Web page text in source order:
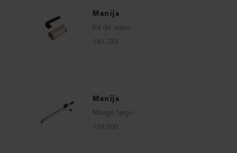
Manija
Kit de mano
141.723
Manija
Mango largo
159.000